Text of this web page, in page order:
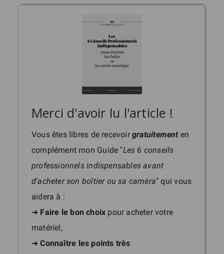
Merci d'avoir lu l'article !
Vous êtes libres de recevoirgratuitementen
complément mon Guide "Les 6 conseils
professionnels indispensables avant
d'acheter son boîtier ou sa caméra" qui vous
aidera à :
➜ Faire le bon choix pour acheter votre
matériel,
➜Connaître les points très